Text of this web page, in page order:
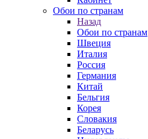
Обои по странам
Назад
Обои по странам
Швеция
Италия
Россия
Германия
Китай
Бельгия
Корея
Словакия
Беларусь